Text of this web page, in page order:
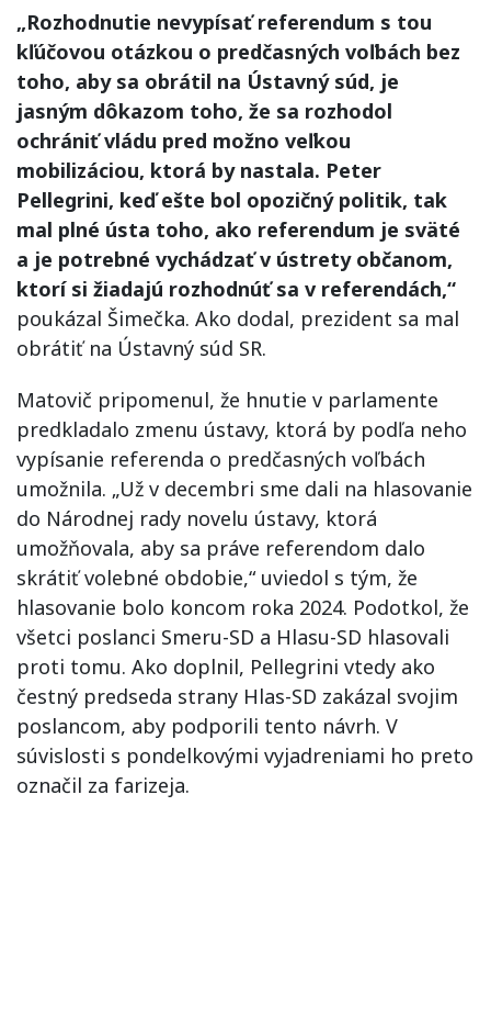
„Rozhodnutie nevypísať referendum s tou
kľúčovou otázkou o predčasných voľbách bez
toho, aby sa obrátil na Ústavný súd, je
jasným dôkazom toho, že sa rozhodol
ochrániť vládu pred možno veľkou
mobilizáciou, ktorá by nastala. Peter
Pellegrini, keď ešte bol opozičný politik, tak
mal plné ústa toho, ako referendum je sväté
a je potrebné vychádzať v ústrety občanom,
ktorí si žiadajú rozhodnúť sa v referendách,“
poukázal Šimečka. Ako dodal, prezident sa mal
obrátiť na Ústavný súd SR.
Matovič pripomenul, že hnutie v parlamente
predkladalo zmenu ústavy, ktorá by podľa neho
vypísanie referenda o predčasných voľbách
umožnila. „Už v decembri sme dali na hlasovanie
do Národnej rady novelu ústavy, ktorá
umožňovala, aby sa práve referendom dalo
skrátiť volebné obdobie,“ uviedol s tým, že
hlasovanie bolo koncom roka 2024. Podotkol, že
všetci poslanci Smeru-SD a Hlasu-SD hlasovali
proti tomu. Ako doplnil, Pellegrini vtedy ako
čestný predseda strany Hlas-SD zakázal svojim
poslancom, aby podporili tento návrh. V
súvislosti s pondelkovými vyjadreniami ho preto
označil za farizeja.